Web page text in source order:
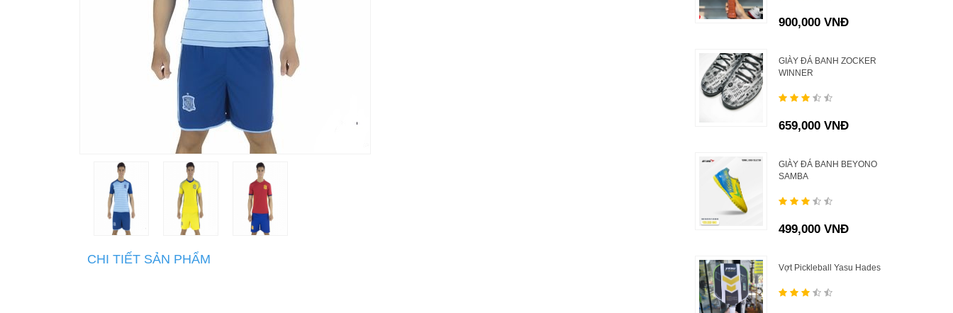
CHI TIẾT SẢN PHẨM
900,000 VNĐ
GIÀY ĐÁ BANH ZOCKER
WINNER
659,000 VNĐ
GIÀY ĐÁ BANH BEYONO
SAMBA
499,000 VNĐ
Vợt Pickleball Yasu Hades